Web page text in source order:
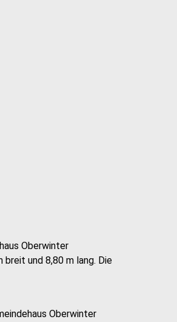
und 8,80 m lang. Die